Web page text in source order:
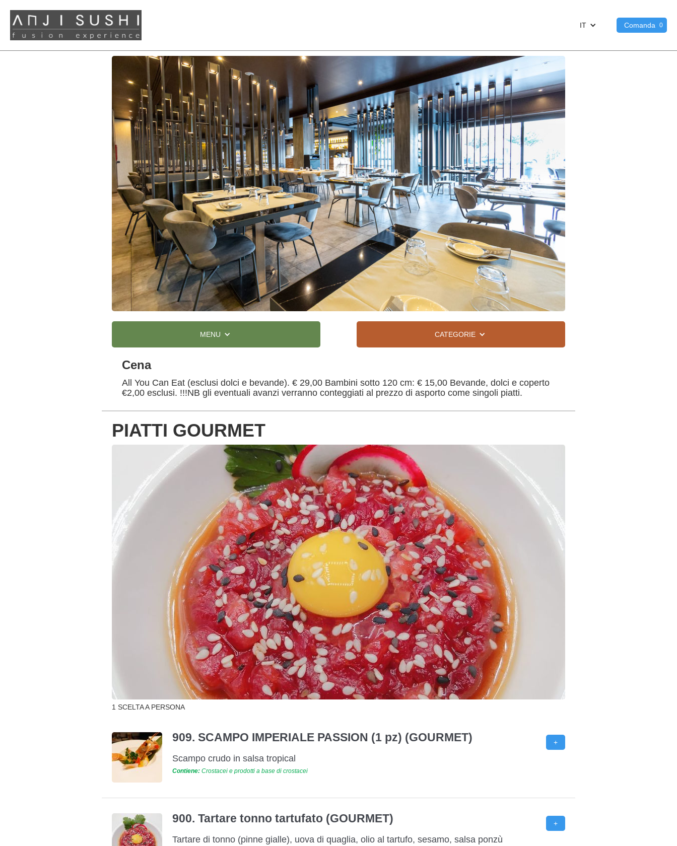
IT Comanda 0
MENU CATEGORIE
Cena
All You Can Eat (esclusi dolci e bevande). € 29,00 Bambini sotto 120 cm: € 15,00 Bevande, dolci e coperto
€2,00 esclusi. !!!NB gli eventuali avanzi verranno conteggiati al prezzo di asporto come singoli piatti.
PIATTI GOURMET
1 SCELTA A PERSONA
909. SCAMPO IMPERIALE PASSION (1 pz) (GOURMET)
Scampo crudo in salsa tropical
Contiene: Crostacei e prodotti a base di crostacei
900. Tartare tonno tartufato (GOURMET)
Tartare di tonno (pinne gialle), uova di quaglia, olio al tartufo, sesamo, salsa ponzù